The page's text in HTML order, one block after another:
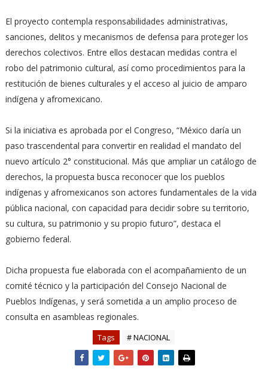
El proyecto contempla responsabilidades administrativas,
sanciones, delitos y mecanismos de defensa para proteger los
derechos colectivos. Entre ellos destacan medidas contra el
robo del patrimonio cultural, así como procedimientos para la
restitución de bienes culturales y el acceso al juicio de amparo
indígena y afromexicano.
Si la iniciativa es aprobada por el Congreso, “México daría un
paso trascendental para convertir en realidad el mandato del
nuevo artículo 2° constitucional. Más que ampliar un catálogo de
derechos, la propuesta busca reconocer que los pueblos
indígenas y afromexicanos son actores fundamentales de la vida
pública nacional, con capacidad para decidir sobre su territorio,
su cultura, su patrimonio y su propio futuro”, destaca el
gobierno federal.
Dicha propuesta fue elaborada con el acompañamiento de un
comité técnico y la participación del Consejo Nacional de
Pueblos Indígenas, y será sometida a un amplio proceso de
consulta en asambleas regionales.
Tags # NACIONAL